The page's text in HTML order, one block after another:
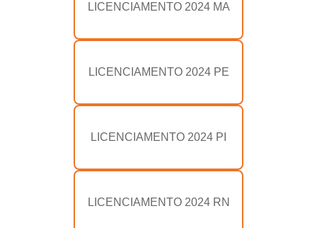
LICENCIAMENTO 2024 MA
LICENCIAMENTO 2024 PE
LICENCIAMENTO 2024 PI
LICENCIAMENTO 2024 RN